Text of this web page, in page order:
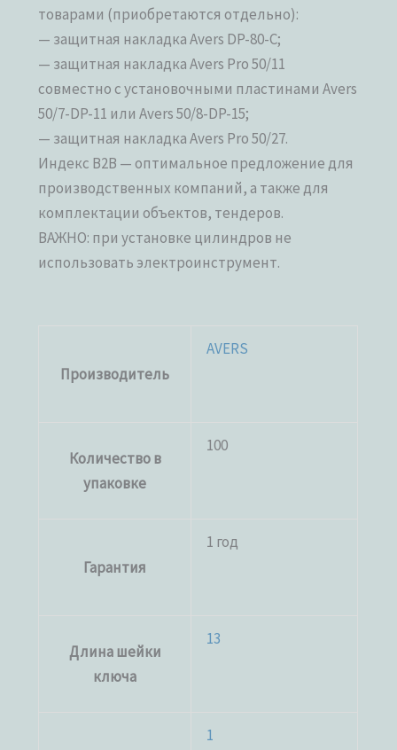
товарами (приобретаются отдельно):
— защитная накладка Avers DP-80-C;
— защитная накладка Avers Pro 50/11
совместно с установочными пластинами Avers
50/7-DP-11 или Avers 50/8-DP-15;
— защитная накладка Avers Pro 50/27.
Индекс B2B — оптимальное предложение для
производственных компаний, а также для
комплектации объектов, тендеров.
ВАЖНО: при установке цилиндров не
использовать электроинструмент.
Производитель
AVERS
Количество в
упаковке
100
Гарантия
1 год
Длина шейки
ключа
13
1